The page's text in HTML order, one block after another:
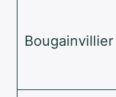
Bougainvillier